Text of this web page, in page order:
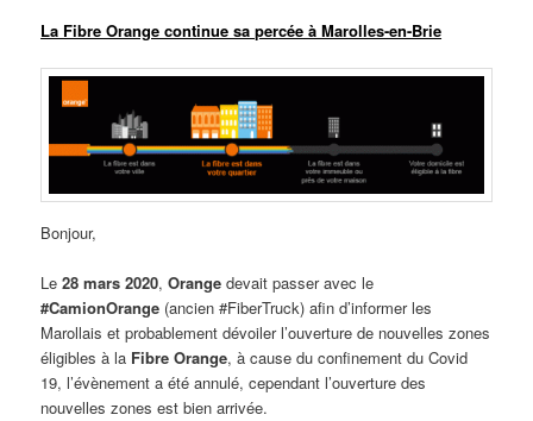
La Fibre Orange continue sa percée à Marolles-en-Brie
Bonjour,
Le28 mars 2020,Orange devait passer avec le
#CamionOrange (ancien #FiberTruck) afin d’informer les
Marollais et probablement dévoiler l’ouverture de nouvelles zones
éligibles à la Fibre Orange, à cause du confinement du Covid
19, l’évènement a été annulé, cependant l’ouverture des
nouvelles zones est bien arrivée.